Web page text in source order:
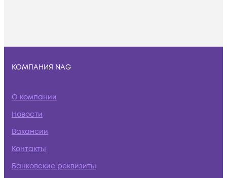
КОМПАНИЯ NAG
О компании
Новости
Вакансии
Контакты
Банковские реквизиты